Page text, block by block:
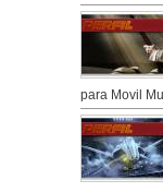
para Movil